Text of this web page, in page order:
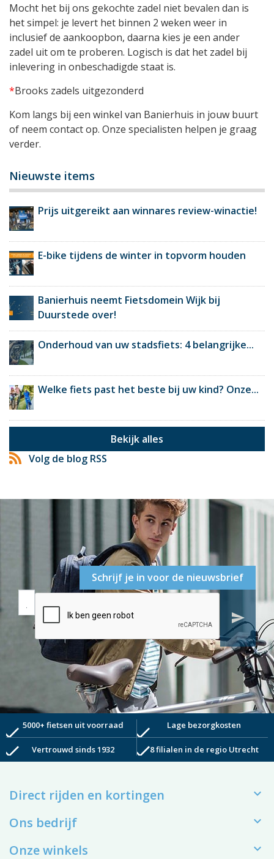
Mocht het bij ons gekochte zadel niet bevalen dan is
het simpel: je levert het binnen 2 weken weer in
inclusief de aankoopbon, daarna kies je een ander
zadel uit om te proberen. Logisch is dat het zadel bij
inlevering in onbeschadigde staat is.
*Brooks zadels uitgezonderd
Kom langs bij een winkel van Banierhuis in jouw buurt
of neem contact op. Onze specialisten helpen je graag
verder.
Nieuwste items
Prijs uitgereikt aan winnares review-winactie!
E-bike tijdens de winter in topvorm houden
Banierhuis neemt Fietsdomein Wijk bij
Duurstede over!
Onderhoud van uw stadsfiets: 4 belangrijke...
Welke fiets past het beste bij uw kind? Onze...
Bekijk alles
Volg de blog RSS
Schrijf je in voor de nieuwsbrief
send
check5000+ fietsen uit voorraad check Lage bezorgkosten
check Vertrouwd sinds 1932 check8 filialen in de regio Utrecht
Direct rijden en kortingen 
Ons bedrijf 
Onze winkels 